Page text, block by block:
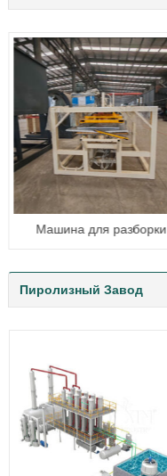
Машина для разборки
Пиролизный Завод